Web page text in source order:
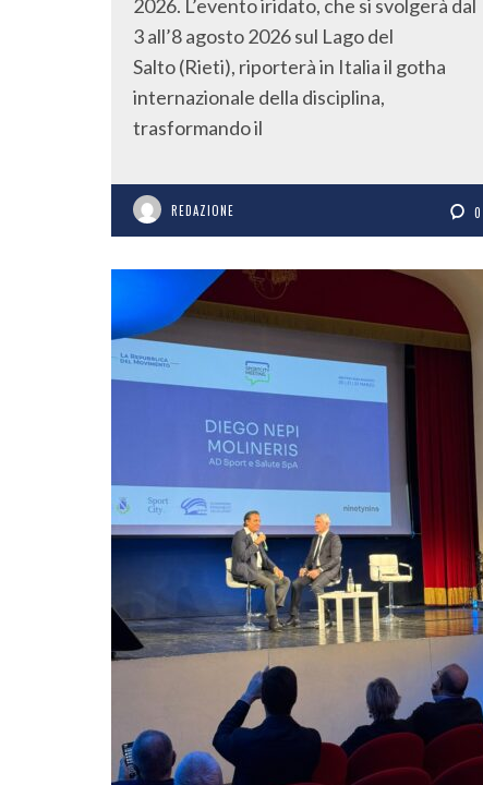
2026. L’evento iridato, che si svolgerà dal
3 all’8 agosto 2026 sul Lago del
Salto (Rieti), riporterà in Italia il gotha
internazionale della disciplina,
trasformando il
REDAZIONE 0